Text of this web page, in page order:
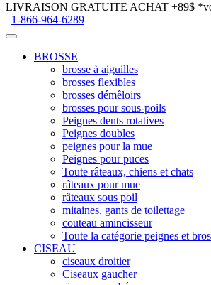
LIVRAISON GRATUITE ACHAT +89$
1-866-964-6289
BROSSE
brosse à aiguilles
brosses flexibles
brosses démêloirs
brosses pour sous-poils
Peignes dents rotatives
Peignes doubles
peignes pour la mue
Peignes pour puces
Toute râteaux, chiens et chats
râteaux pour mue
râteaux sous poil
mitaines, gants de toilettage
couteau amincisseur
Toute la catégorie peignes et
CISEAU
ciseaux droitier
Ciseaux gaucher